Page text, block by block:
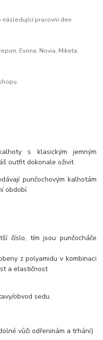
pracovní den.
Evona, Novia, Miketa.
s klasickým jemným
outfit dokonale oživit.
punčochovým kalhotám
období.
číslo, tím jsou punčocháče
z polyamidu v kombinaci
a elastičnost
obvod sedu.
vůči odřeninám a trhání)